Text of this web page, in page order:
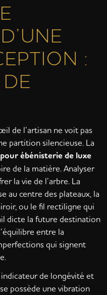
:
de l’artisan ne voit pas
partition silencieuse. La
ébénisterie de luxe
de la matière. Analyser
la vie de l’arbre. La
au centre des plateaux, la
ou le fil rectiligne qui
dicte la future destination
entre la
qui signent
de longévité et
possède une vibration